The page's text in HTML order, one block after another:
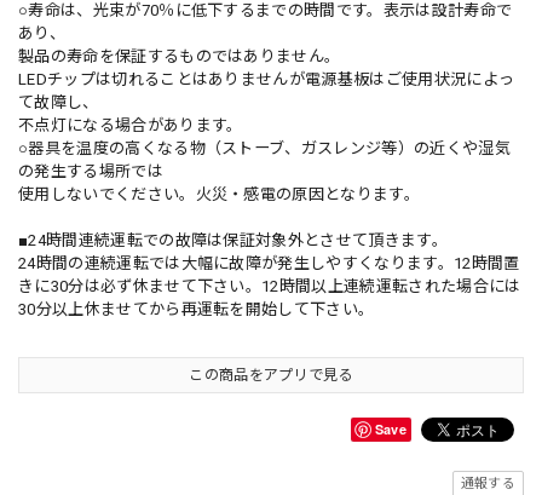
○寿命は、光束が70％に低下するまでの時間です。表示は設計寿命で
あり、
製品の寿命を保証するものではありません。
LEDチップは切れることはありませんが電源基板はご使用状況によっ
て故障し、
不点灯になる場合があります。
○器具を温度の高くなる物（ストーブ、ガスレンジ等）の近くや湿気
の発生する場所では
使用しないでください。火災・感電の原因となります。
■24時間連続運転での故障は保証対象外とさせて頂きます。
24時間の連続運転では大幅に故障が発生しやすくなります。12時間置
きに30分は必ず休ませて下さい。12時間以上連続運転された場合には
30分以上休ませてから再運転を開始して下さい。
この商品をアプリで見る
Save
通報する